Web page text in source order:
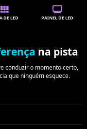
DE LED PAINEL DE LED
na pista
conduzir o momento certo,
que ninguém esquece.